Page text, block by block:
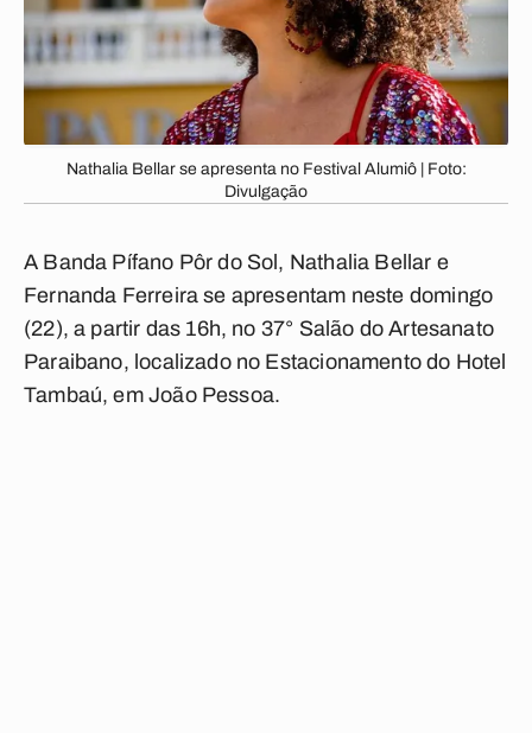
Nathalia Bellar se apresenta no Festival Alumiô | Foto:
Divulgação
A Banda Pífano Pôr do Sol, Nathalia Bellar e
Fernanda Ferreira se apresentam neste domingo
(22), a partir das 16h, no 37° Salão do Artesanato
Paraibano, localizado no Estacionamento do Hotel
Tambaú, em João Pessoa.